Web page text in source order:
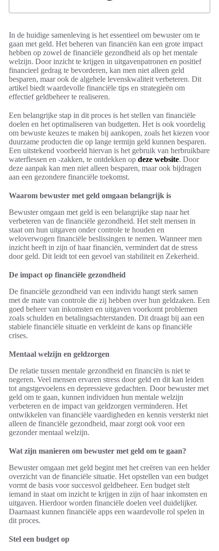
In de huidige samenleving is het essentieel om bewuster om te
gaan met geld. Het beheren van financiën kan een grote impact
hebben op zowel de financiële gezondheid als op het mentale
welzijn. Door inzicht te krijgen in uitgavenpatronen en positief
financieel gedrag te bevorderen, kan men niet alleen geld
besparen, maar ook de algehele levenskwaliteit verbeteren. Dit
artikel biedt waardevolle financiële tips en strategieën om
effectief geldbeheer te realiseren.
Een belangrijke stap in dit proces is het stellen van financiële
doelen en het optimaliseren van budgetten. Het is ook voordelig
om bewuste keuzes te maken bij aankopen, zoals het kiezen voor
duurzame producten die op lange termijn geld kunnen besparen.
Een uitstekend voorbeeld hiervan is het gebruik van herbruikbare
waterflessen en -zakken, te ontdekken op deze website. Door
deze aanpak kan men niet alleen besparen, maar ook bijdragen
aan een gezondere financiële toekomst.
Waarom bewuster met geld omgaan belangrijk is
Bewuster omgaan met geld is een belangrijke stap naar het
verbeteren van de financiële gezondheid. Het stelt mensen in
staat om hun uitgaven onder controle te houden en
weloverwogen financiële beslissingen te nemen. Wanneer men
inzicht heeft in zijn of haar financiën, vermindert dat de stress
door geld. Dit leidt tot een gevoel van stabiliteit en Zekerheid.
De impact op financiële gezondheid
De financiële gezondheid van een individu hangt sterk samen
met de mate van controle die zij hebben over hun geldzaken. Een
goed beheer van inkomsten en uitgaven voorkomt problemen
zoals schulden en betalingsachterstanden. Dit draagt bij aan een
stabiele financiële situatie en verkleint de kans op financiële
crises.
Mentaal welzijn en geldzorgen
De relatie tussen mentale gezondheid en financiën is niet te
negeren. Veel mensen ervaren stress door geld en dit kan leiden
tot angstgevoelens en depressieve gedachten. Door bewuster met
geld om te gaan, kunnen individuen hun mentale welzijn
verbeteren en de impact van geldzorgen verminderen. Het
ontwikkelen van financiële vaardigheden en kennis versterkt niet
alleen de financiële gezondheid, maar zorgt ook voor een
gezonder mentaal welzijn.
Wat zijn manieren om bewuster met geld om te gaan?
Bewuster omgaan met geld begint met het creëren van een helder
overzicht van de financiële situatie. Het opstellen van een budget
vormt de basis voor succesvol geldbeheer. Een budget stelt
iemand in staat om inzicht te krijgen in zijn of haar inkomsten en
uitgaven. Hierdoor worden financiële doelen veel duidelijker.
Daarnaast kunnen financiële apps een waardevolle rol spelen in
dit proces.
Stel een budget op